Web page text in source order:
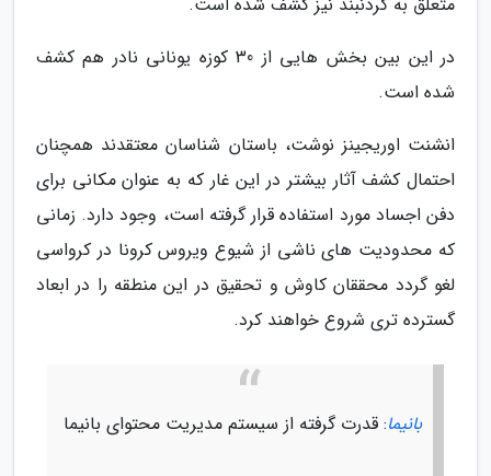
در این بین بخش هایی از 30 کوزه یونانی نادر هم کشف
شده است.
انشنت اوریجینز نوشت، باستان شناسان معتقدند همچنان
احتمال کشف آثار بیشتر در این غار که به عنوان مکانی برای
دفن اجساد مورد استفاده قرار گرفته است، وجود دارد. زمانی
که محدودیت های ناشی از شیوع ویروس کرونا در کرواسی
لغو گردد محققان کاوش و تحقیق در این منطقه را در ابعاد
گسترده تری شروع خواهند کرد.
بانیما: قدرت گرفته از سیستم مدیریت محتوای بانیما